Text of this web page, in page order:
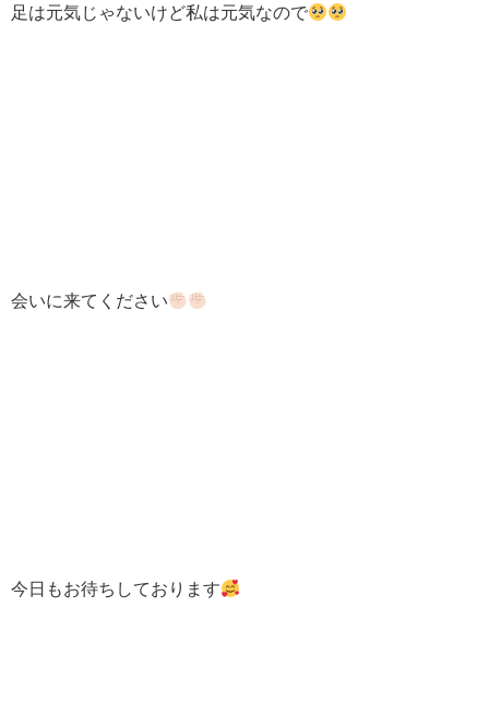
足は元気じゃないけど私は元気なので
会いに来てください
今日もお待ちしております